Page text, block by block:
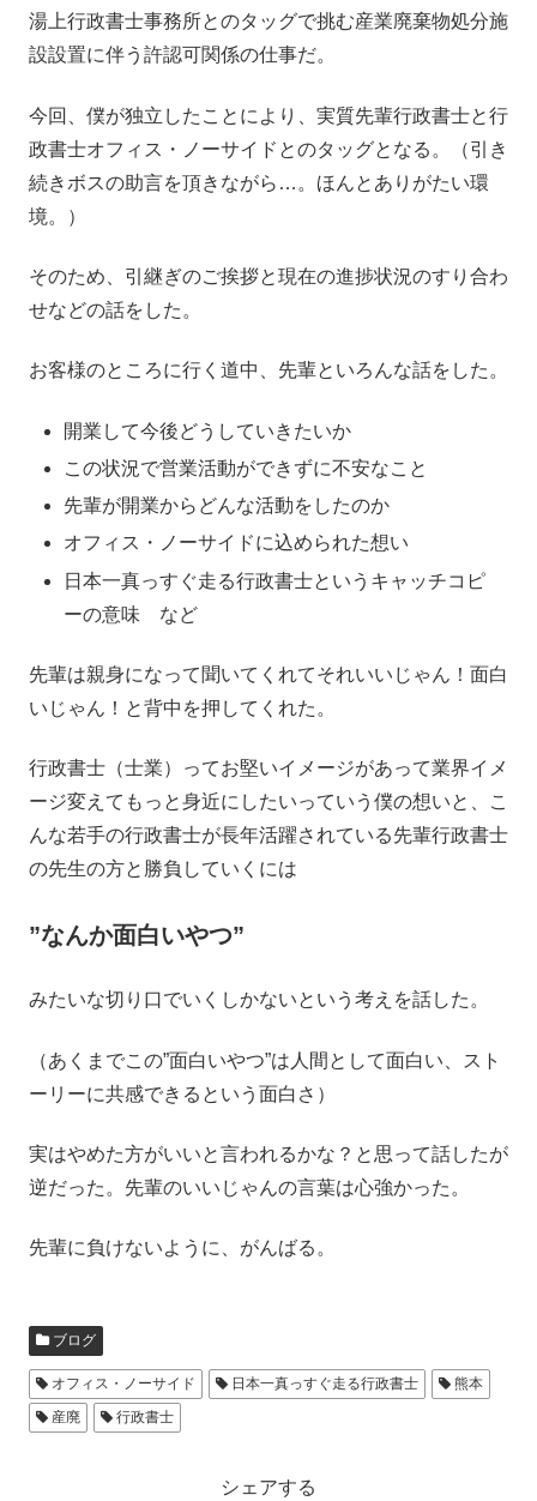
湯上行政書士事務所とのタッグで挑む産業廃棄物処分施
設設置に伴う許認可関係の仕事だ。
今回、僕が独立したことにより、実質先輩行政書士と行
政書士オフィス・ノーサイドとのタッグとなる。（引き
続きボスの助言を頂きながら…。ほんとありがたい環
境。）
そのため、引継ぎのご挨拶と現在の進捗状況のすり合わ
せなどの話をした。
お客様のところに行く道中、先輩といろんな話をした。
開業して今後どうしていきたいか
この状況で営業活動ができずに不安なこと
先輩が開業からどんな活動をしたのか
オフィス・ノーサイドに込められた想い
日本一真っすぐ走る行政書士というキャッチコピ
ーの意味 など
先輩は親身になって聞いてくれてそれいいじゃん！面白
いじゃん！と背中を押してくれた。
行政書士（士業）ってお堅いイメージがあって業界イメ
ージ変えてもっと身近にしたいっていう僕の想いと、こ
んな若手の行政書士が長年活躍されている先輩行政書士
の先生の方と勝負していくには
”なんか面白いやつ”
みたいな切り口でいくしかないという考えを話した。
（あくまでこの”面白いやつ”は人間として面白い、スト
ーリーに共感できるという面白さ）
実はやめた方がいいと言われるかな？と思って話したが
逆だった。先輩のいいじゃんの言葉は心強かった。
先輩に負けないように、がんばる。
ブログ
オフィス・ノーサイド 日本一真っすぐ走る行政書士
熊本
産廃
行政書士
シェアする